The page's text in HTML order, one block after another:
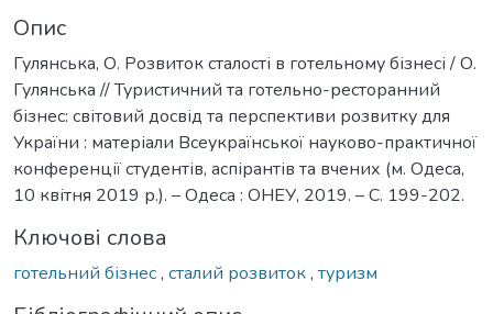
Опис
Гулянська, О. Розвиток сталості в готельному бізнесі / О.
Гулянська // Туристичний та готельно-ресторанний
бізнес: світовий досвід та перспективи розвитку для
України : матеріали Всеукраїнської науково-практичної
конференції студентів, аспірантів та вчених (м. Одеса,
10 квітня 2019 р.). – Одеса : ОНЕУ, 2019. – С. 199-202.
Ключові слова
готельний бізнес, сталий розвиток, туризм